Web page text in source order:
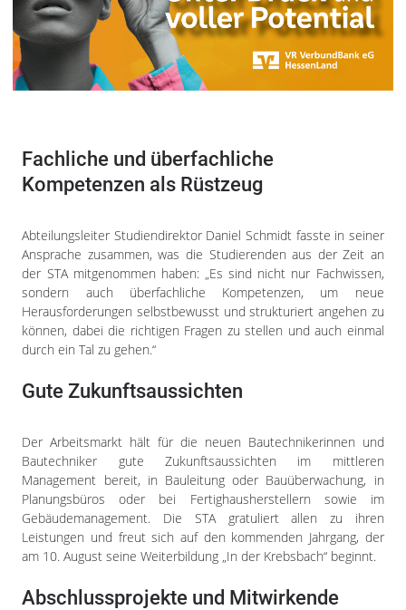
Fachliche und überfachliche
Kompetenzen als Rüstzeug
Abteilungsleiter Studiendirektor Daniel Schmidt fasste in seiner
Ansprache zusammen, was die Studierenden aus der Zeit an
der STA mitgenommen haben: „Es sind nicht nur Fachwissen,
sondern auch überfachliche Kompetenzen, um neue
Herausforderungen selbstbewusst und strukturiert angehen zu
können, dabei die richtigen Fragen zu stellen und auch einmal
durch ein Tal zu gehen.“
Gute Zukunftsaussichten
Der Arbeitsmarkt hält für die neuen Bautechnikerinnen und
Bautechniker gute Zukunftsaussichten im mittleren
Management bereit, in Bauleitung oder Bauüberwachung, in
Planungsbüros oder bei Fertighausherstellern sowie im
Gebäudemanagement. Die STA gratuliert allen zu ihren
Leistungen und freut sich auf den kommenden Jahrgang, der
am 10. August seine Weiterbildung „In der Krebsbach“ beginnt.
Abschlussprojekte und Mitwirkende